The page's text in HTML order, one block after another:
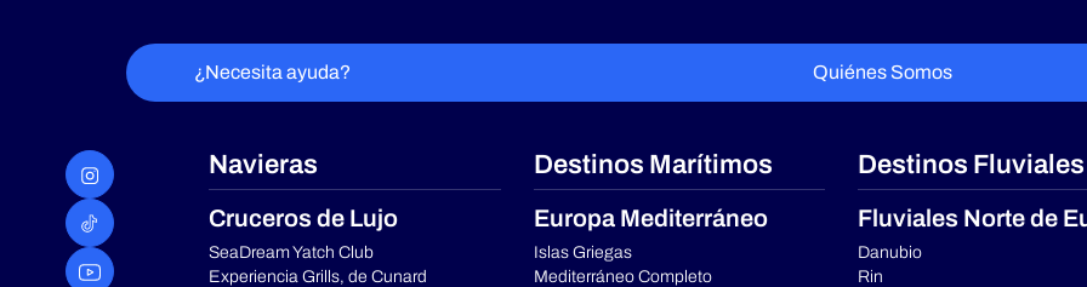
¿Necesita ayuda? Quiénes Somos
Navieras
Cruceros de Lujo
SeaDream Yatch Club
Experiencia Grills, de Cunard
Destinos Marítimos
Europa Mediterráneo
Islas Griegas
Mediterráneo Completo
Destinos Fluviales
Fluviales Norte de
Danubio
Rin